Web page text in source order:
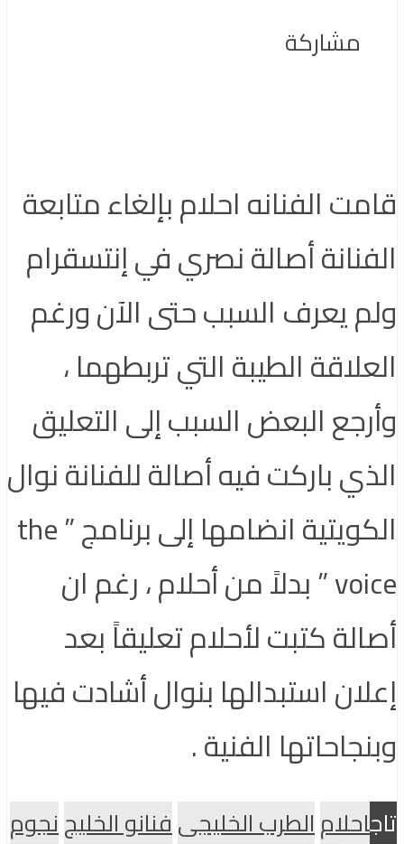
مشاركة
قامت الفنانه احلام بإلغاء متابعة
الفنانة أصالة نصري في إنتسقرام
ولم يعرف السبب حتى الآن ورغم
العلاقة الطيبة التي تربطهما ،
وأرجع البعض السبب إلى التعليق
الذي باركت فيه أصالة للفنانة نوال
الكويتية انضامها إلى برنامج ” the
voice ” بدلاً من أحلام ، رغم ان
أصالة كتبت لأحلام تعليقاً بعد
إعلان استبدالها بنوال أشادت فيها
وبنجاحاتها الفنية .
تاجاحلامالطرب الخليجىفنانو الخليجنجوم